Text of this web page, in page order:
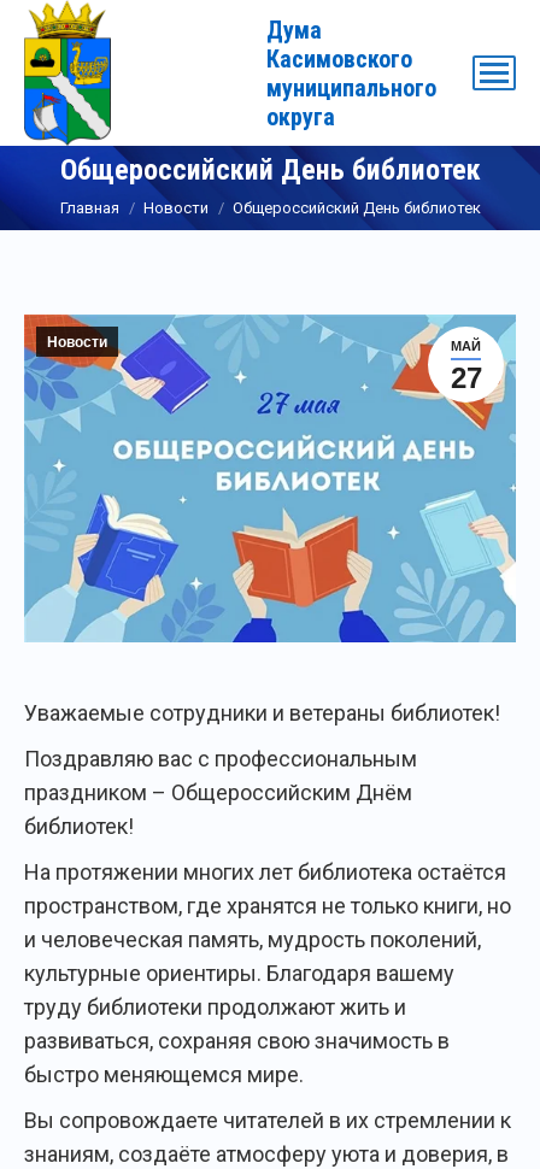
Дума
Касимовского
муниципального
округа
Общероссийский День библиотек
Вы здесь:
Главная Новости Общероссийский День библиотек
МАЙ
27
Новости
Уважаемые сотрудники и ветераны библиотек!
Поздравляю вас с профессиональным
праздником – Общероссийским Днём
библиотек!
На протяжении многих лет библиотека остаётся
пространством, где хранятся не только книги, но
и человеческая память, мудрость поколений,
культурные ориентиры. Благодаря вашему
труду библиотеки продолжают жить и
развиваться, сохраняя свою значимость в
быстро меняющемся мире.
Вы сопровождаете читателей в их стремлении к
знаниям, создаёте атмосферу уюта и доверия, в